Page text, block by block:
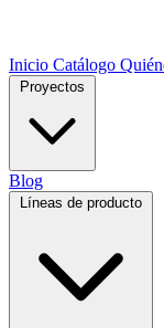
Inicio Catálogo
Proyectos
Blog
Líneas de producto